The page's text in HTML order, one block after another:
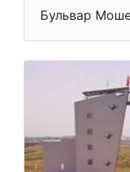
Бульвар